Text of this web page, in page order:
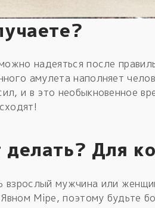
надеяться после
амулета наполняет
и в это необыкновенное
Для
мужчина или
Мiре, поэтому будьте